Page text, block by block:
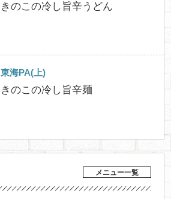
きのこの冷し旨辛うどん
東海PA(上)
きのこの冷し旨辛麺
メニュー一覧